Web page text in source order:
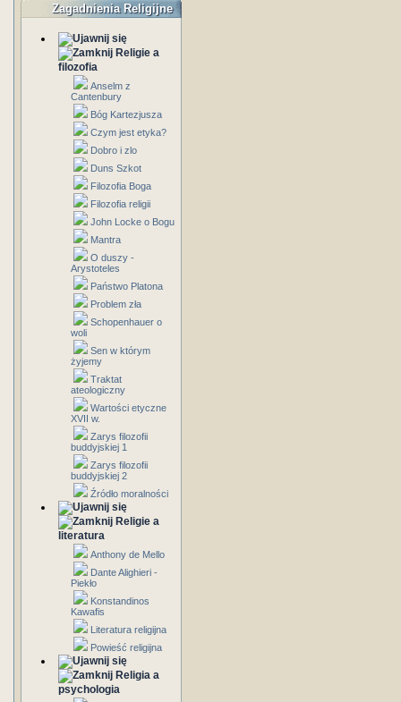
Zagadnienia Religijne
Religie a
filozofia
Anselm z
Cantenbury
Bóg Kartezjusza
Czym jest etyka?
Dobro i zlo
Duns Szkot
Filozofia Boga
Filozofia religii
John Locke o Bogu
Mantra
O duszy -
Arystoteles
Państwo Platona
Problem zła
Schopenhauer o
woli
Sen w którym
żyjemy
Traktat
ateologiczny
Wartości etyczne
XVII w.
Zarys filozofii
buddyjskiej 1
Zarys filozofii
buddyjskiej 2
Źródło moralności
Religie a
literatura
Anthony de Mello
Dante Alighieri -
Piekło
Konstandinos
Kawafis
Literatura religijna
Powieść religijna
Religia a
psychologia